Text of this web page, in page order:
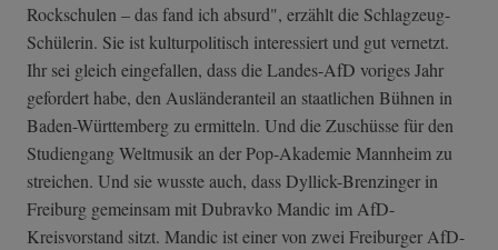
Rockschulen – das fand ich absurd", erzählt die Schlagzeug-
Schülerin. Sie ist kulturpolitisch interessiert und gut vernetzt.
Ihr sei gleich eingefallen, dass die Landes-AfD voriges Jahr
gefordert habe, den Ausländeranteil an staatlichen Bühnen in
Baden-Württemberg zu ermitteln. Und die Zuschüsse für den
Studiengang Weltmusik an der Pop-Akademie Mannheim zu
streichen. Und sie wusste auch, dass Dyllick-Brenzinger in
Freiburg gemeinsam mit Dubravko Mandic im AfD-
Kreisvorstand sitzt. Mandic ist einer von zwei Freiburger AfD-